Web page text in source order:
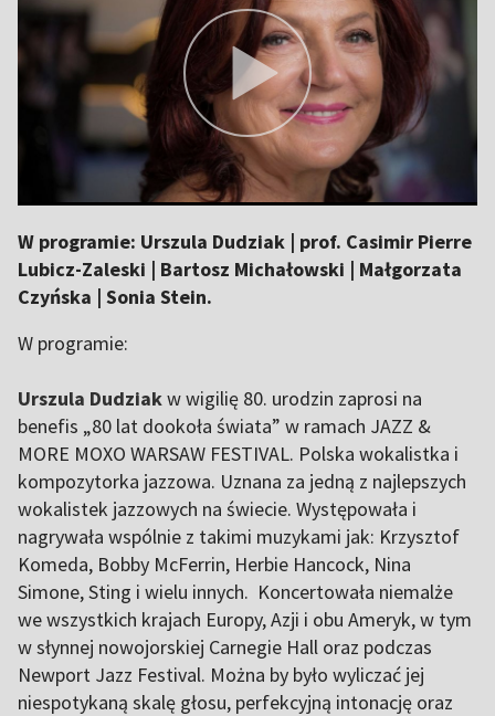
W programie: Urszula Dudziak | prof. Casimir Pierre
Lubicz-Zaleski | Bartosz Michałowski | Małgorzata
Czyńska | Sonia Stein.
W programie:
Urszula Dudziakw wigilię 80. urodzin zaprosi na
benefis „80 lat dookoła świata” w ramach JAZZ &
MORE MOXO WARSAW FESTIVAL. Polska wokalistka i
kompozytorka jazzowa. Uznana za jedną z najlepszych
wokalistek jazzowych na świecie. Występowała i
nagrywała wspólnie z takimi muzykami jak: Krzysztof
Komeda, Bobby McFerrin, Herbie Hancock, Nina
Simone, Sting i wielu innych. Koncertowała niemalże
we wszystkich krajach Europy, Azji i obu Ameryk, w tym
w słynnej nowojorskiej Carnegie Hall oraz podczas
Newport Jazz Festival. Można by było wyliczać jej
niespotykaną skalę głosu, perfekcyjną intonację oraz